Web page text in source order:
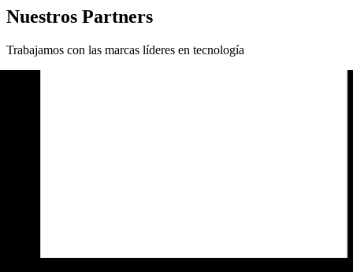
Nuestros Partners
Trabajamos con las marcas líderes en tecnología